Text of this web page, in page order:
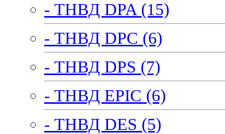
- ТНВД DPA (15)
- ТНВД DPC (6)
- ТНВД DPS (7)
- ТНВД EPIC (6)
- ТНВД DES (5)